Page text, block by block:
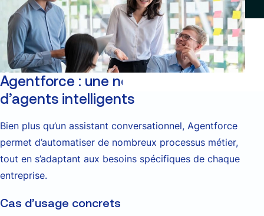
Agentforce : une nouvelle génération
d’agents intelligents
Bien plus qu’un assistant conversationnel, Agentforce
permet d’automatiser de nombreux processus métier,
tout en s’adaptant aux besoins spécifiques de chaque
entreprise.
Cas d’usage concrets